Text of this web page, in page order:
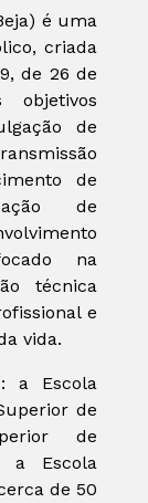
é uma
criada
de 26 de
objetivos
de
de
de
na
técnica
e
vida.
a Escola
de
de
a Escola
de 50